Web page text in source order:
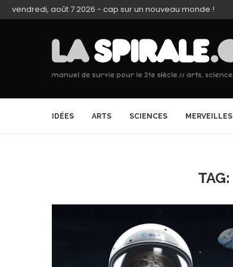
vendredi, août 7 2026 - cap sur un nouveau monde !
IDÉES ARTS SCIENCES MERVEILLES
TAG: